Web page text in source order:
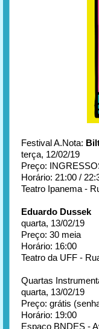
Festival A.Nota:
terça, 12/02/19
Preço:
Horário: 21:00 /
Teatro Ipanema -
Eduardo Dussek
quarta, 13/02/19
Preço: 30 meia
Horário: 16:00
Teatro da UFF -
Quartas
quarta, 13/02/19
Preço: grátis
Horário: 19:00
Espaço BNDES -